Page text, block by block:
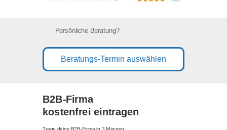
Beratungs-Termin auswählen
Persönliche Beratung?
B2B-Firma
kostenfrei eintragen
Trage deine B2B-Firma in 3 Minuten